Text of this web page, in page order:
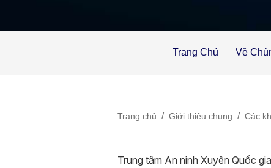
Trang Chủ Về
Trang chủ / Giới thiệu chung / Các
Trung tâm An ninh Xuyên Quốc